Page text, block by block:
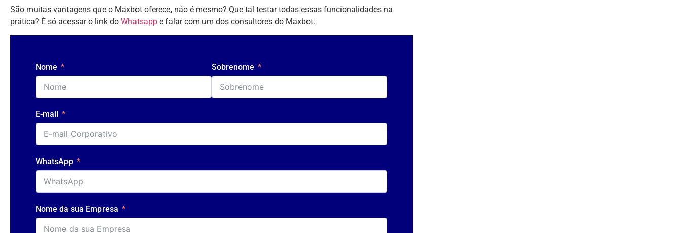
São muitas vantagens que o Maxbot oferece, não é mesmo? Que tal testar todas essas funcionalidades na
prática? É só acessar o link do Whatsapp e falar com um dos consultores do Maxbot.
Nome Sobrenome
E-mail
WhatsApp
Nome da sua Empresa